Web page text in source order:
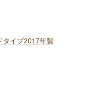
タイプ2017年製